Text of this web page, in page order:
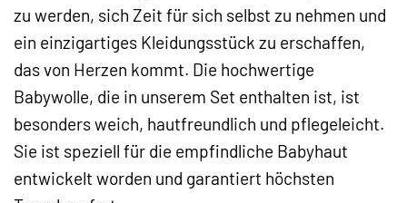
zu werden, sich Zeit für sich selbst zu nehmen und
ein einzigartiges Kleidungsstück zu erschaffen,
das von Herzen kommt. Die hochwertige
Babywolle, die in unserem Set enthalten ist, ist
besonders weich, hautfreundlich und pflegeleicht.
Sie ist speziell für die empfindliche Babyhaut
entwickelt worden und garantiert höchsten